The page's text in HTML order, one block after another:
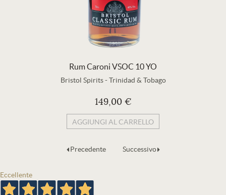
Rum Caroni VSOC 10 YO
Bristol Spirits -Trinidad & Tobago
149,00 €
AGGIUNGI AL CARRELLO
Precedente Successivo
Eccellente